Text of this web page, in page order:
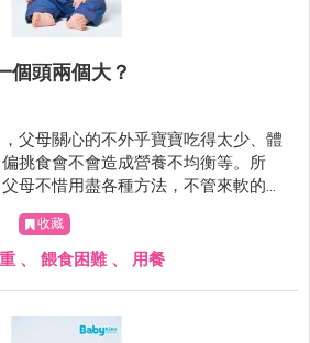
個頭兩個大？
父母關心的不外乎寶寶吃得太少、體
挑食會不會造成營養不均衡等。所
母不惜用盡各種方法，不管來軟的或
萊子娛親（只是這回對象是自己寶
第一次有效，久了就失效，甚至造成
就跑給父母追或緊閉雙唇。
收藏
、 餵食困難、 用餐